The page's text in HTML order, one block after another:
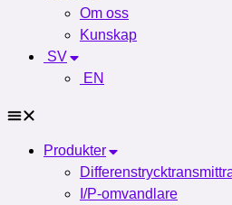
Om oss
Kunskap
SV
EN
Produkter
I/P-omvandlare